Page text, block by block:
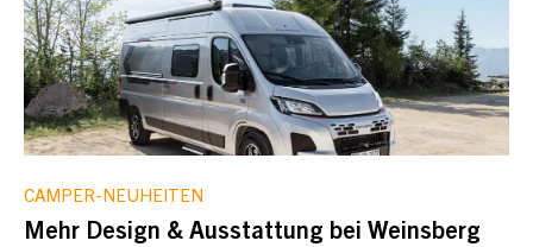
CAMPER-NEUHEITEN
Mehr Design & Ausstattung bei Weinsberg